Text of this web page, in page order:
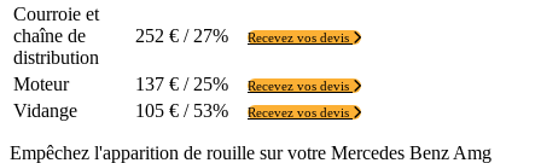
Courroie et
chaîne de
distribution
252 € / 27% Recevez vos devis
Moteur 137 € / 25% Recevez vos devis
Vidange 105 € / 53% Recevez vos devis
Empêchez l'apparition de rouille sur votre Mercedes Benz Amg